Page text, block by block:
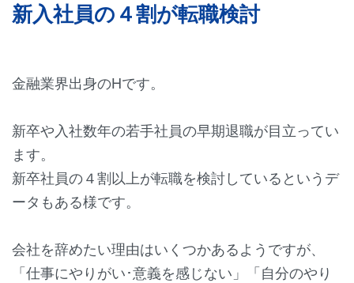
新入社員の４割が転職検討
金融業界出身のHです。
新卒や入社数年の若手社員の早期退職が目立ってい
ます。
新卒社員の４割以上が転職を検討しているというデ
ータもある様です。
会社を辞めたい理由はいくつかあるようですが、
「仕事にやりがい･意義を感じない」「自分のやり